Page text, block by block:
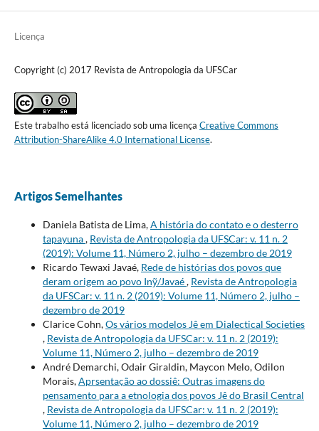
Licença
Copyright (c) 2017 Revista de Antropologia da UFSCar
Este trabalho está licenciado sob uma licença Creative Commons
Attribution-ShareAlike 4.0 International License.
Artigos Semelhantes
Daniela Batista de Lima,A história do contato e o desterro
tapayuna, Revista de Antropologia da UFSCar: v. 11 n. 2
(2019): Volume 11, Número 2, julho – dezembro de 2019
Ricardo Tewaxi Javaé, Rede de histórias dos povos que
deram origem ao povo Inỹ/Javaé, Revista de Antropologia
da UFSCar: v. 11 n. 2 (2019): Volume 11, Número 2, julho –
dezembro de 2019
Clarice Cohn,Os vários modelos Jê em Dialectical Societies
, Revista de Antropologia da UFSCar: v. 11 n. 2 (2019):
Volume 11, Número 2, julho – dezembro de 2019
André Demarchi, Odair Giraldin, Maycon Melo, Odilon
Morais,Aprsentação ao dossiê: Outras imagens do
pensamento para a etnologia dos povos Jê do Brasil Central
, Revista de Antropologia da UFSCar: v. 11 n. 2 (2019):
Volume 11, Número 2, julho – dezembro de 2019